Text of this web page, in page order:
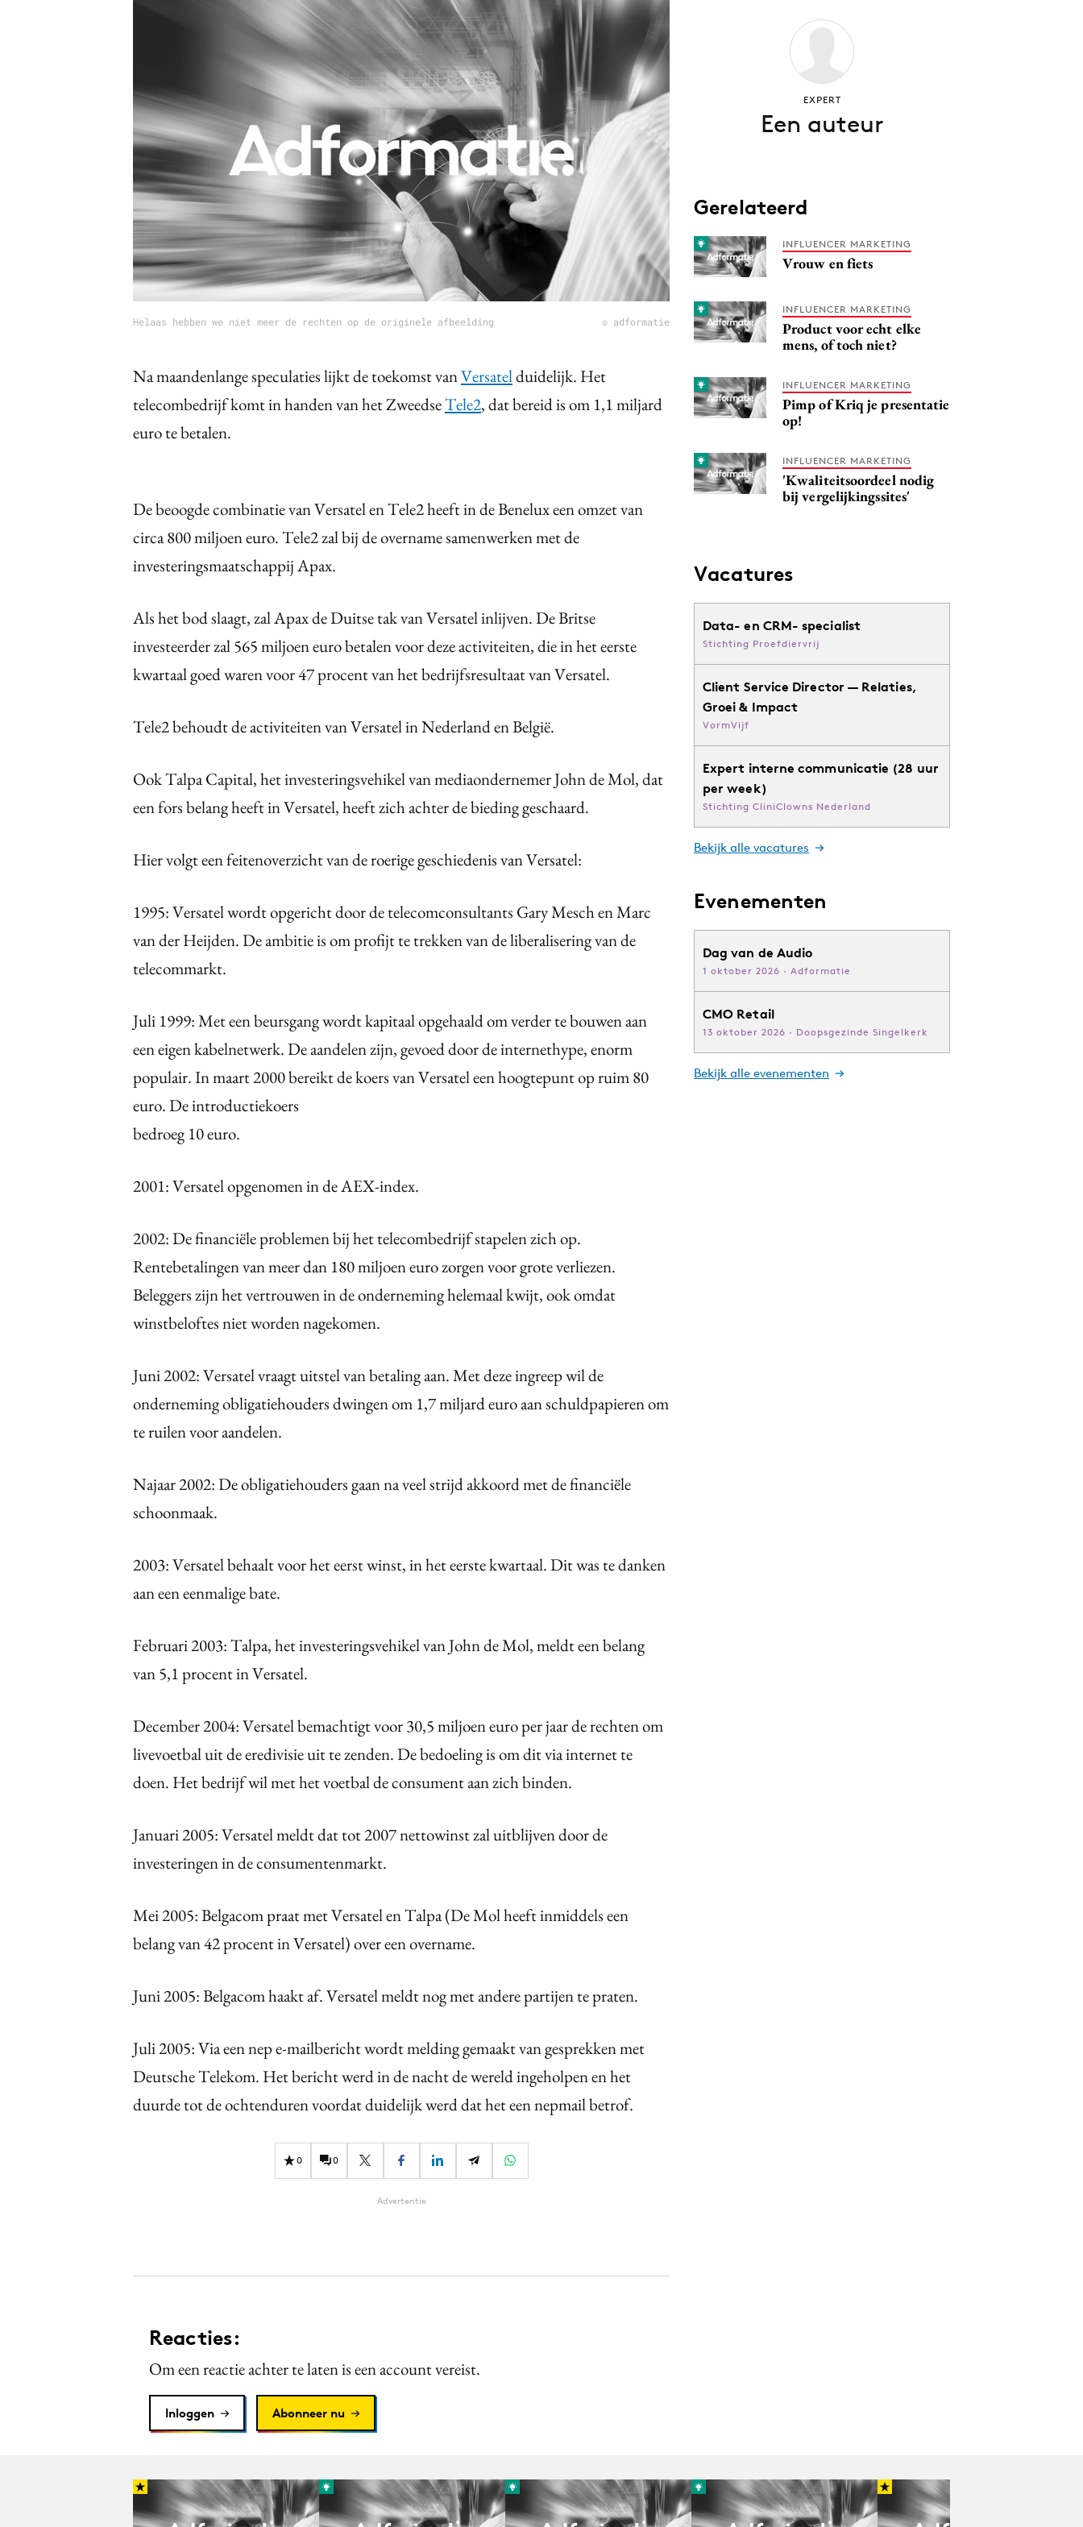
Gedragsverandering
Influencer marketing
Interne communicatie
Martech
Purpose Marketing
Reputatie & crisis
Helaas hebben we niet meer de rechten op de originele afbeelding © adformatie
Na maandenlange speculaties lijkt de toekomst vanVersatelduidelijk. Het
telecombedrijf komt in handen van het ZweedseTele2, dat bereid is om 1,1 miljard
euro te betalen.
De beoogde combinatie van Versatel en Tele2 heeft in de Benelux een omzet van
circa 800 miljoen euro. Tele2 zal bij de overname samenwerken met de
investeringsmaatschappij Apax.
Als het bod slaagt, zal Apax de Duitse tak van Versatel inlijven. De Britse
investeerder zal 565 miljoen euro betalen voor deze activiteiten, die in het eerste
kwartaal goed waren voor 47 procent van het bedrijfsresultaat van Versatel.
Tele2 behoudt de activiteiten van Versatel in Nederland en België.
Ook Talpa Capital, het investeringsvehikel van mediaondernemer John de Mol, dat
een fors belang heeft in Versatel, heeft zich achter de bieding geschaard.
Hier volgt een feitenoverzicht van de roerige geschiedenis van Versatel:
1995: Versatel wordt opgericht door de telecomconsultants Gary Mesch en Marc
van der Heijden. De ambitie is om profijt te trekken van de liberalisering van de
telecommarkt.
Juli 1999: Met een beursgang wordt kapitaal opgehaald om verder te bouwen aan
een eigen kabelnetwerk. De aandelen zijn, gevoed door de internethype, enorm
populair. In maart 2000 bereikt de koers van Versatel een hoogtepunt op ruim 80
euro. De introductiekoers
bedroeg 10 euro.
2001: Versatel opgenomen in de AEX-index.
2002: De financiële problemen bij het telecombedrijf stapelen zich op.
Rentebetalingen van meer dan 180 miljoen euro zorgen voor grote verliezen.
Beleggers zijn het vertrouwen in de onderneming helemaal kwijt, ook omdat
winstbeloftes niet worden nagekomen.
Juni 2002: Versatel vraagt uitstel van betaling aan. Met deze ingreep wil de
onderneming obligatiehouders dwingen om 1,7 miljard euro aan schuldpapieren om
te ruilen voor aandelen.
Najaar 2002: De obligatiehouders gaan na veel strijd akkoord met de financiële
schoonmaak.
2003: Versatel behaalt voor het eerst winst, in het eerste kwartaal. Dit was te danken
aan een eenmalige bate.
Februari 2003: Talpa, het investeringsvehikel van John de Mol, meldt een belang
van 5,1 procent in Versatel.
December 2004: Versatel bemachtigt voor 30,5 miljoen euro per jaar de rechten om
livevoetbal uit de eredivisie uit te zenden. De bedoeling is om dit via internet te
doen. Het bedrijf wil met het voetbal de consument aan zich binden.
Januari 2005: Versatel meldt dat tot 2007 nettowinst zal uitblijven door de
investeringen in de consumentenmarkt.
Mei 2005: Belgacom praat met Versatel en Talpa (De Mol heeft inmiddels een
belang van 42 procent in Versatel) over een overname.
Juni 2005: Belgacom haakt af. Versatel meldt nog met andere partijen te praten.
Juli 2005: Via een nep e-mailbericht wordt melding gemaakt van gesprekken met
Deutsche Telekom. Het bericht werd in de nacht de wereld ingeholpen en het
duurde tot de ochtenduren voordat duidelijk werd dat het een nepmail betrof.
0 0
Advertentie
Reacties:
Om een reactie achter te laten is een account vereist.
Inloggen Abonneer nu
EXPERT
Een auteur
Gerelateerd
INFLUENCER MARKETING
Vrouw en fiets
INFLUENCER MARKETING
Product voor echt elke
mens, of toch niet?
INFLUENCER MARKETING
Pimp of Kriq je presentatie
op!
INFLUENCER MARKETING
'Kwaliteitsoordeel nodig
bij vergelijkingssites'
Vacatures
Data- en CRM- specialist
Stichting Proefdiervrij
Client Service Director — Relaties,
Groei & Impact
VormVijf
Expert interne communicatie (28 uur
per week)
Stichting CliniClowns Nederland
Bekijk alle vacatures
Evenementen
Dag van de Audio
1 oktober 2026 · Adformatie
CMO Retail
13 oktober 2026 · Doopsgezinde Singelkerk
Bekijk alle evenementen